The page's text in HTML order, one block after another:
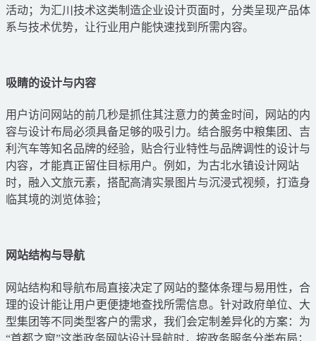
活动；为汇川技术这类制造企业设计页面时，分类呈现产品体
系与技术优势，让行业用户能快速找到所需内容。
吸睛的设计与内容
用户访问网站的前几秒是抓住其注意力的黄金时间，网站的内
容与设计布局必须具备足够的吸引力。结合服务中粮集团、吉
利汽车等知名品牌的经验，贴合行业特性与品牌调性的设计与
内容，才能真正留住目标用户。例如，为古北水镇设计网站
时，融入文旅元素，搭配高清实景图片与沉浸式视频，打造身
临其境的浏览体验；
网站结构与导航
网站结构和导航布局直接决定了网站的整体条理与易用性，合
理的设计能让用户更便捷地查找所需信息。针对政府单位、大
型集团等不同类型客户的需求，我们会定制差异化的方案：为
“首都之窗”这类政务网站设计导航时，按政务服务分类布局；